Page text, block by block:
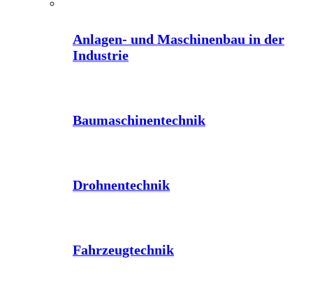
Anlagen- und Maschinenbau in der
Industrie
Baumaschinentechnik
Drohnentechnik
Fahrzeugtechnik